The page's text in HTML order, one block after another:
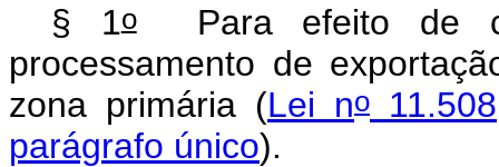
§ 1oPara efeito de
processamento de
zona primária (Lei no
parágrafo único).